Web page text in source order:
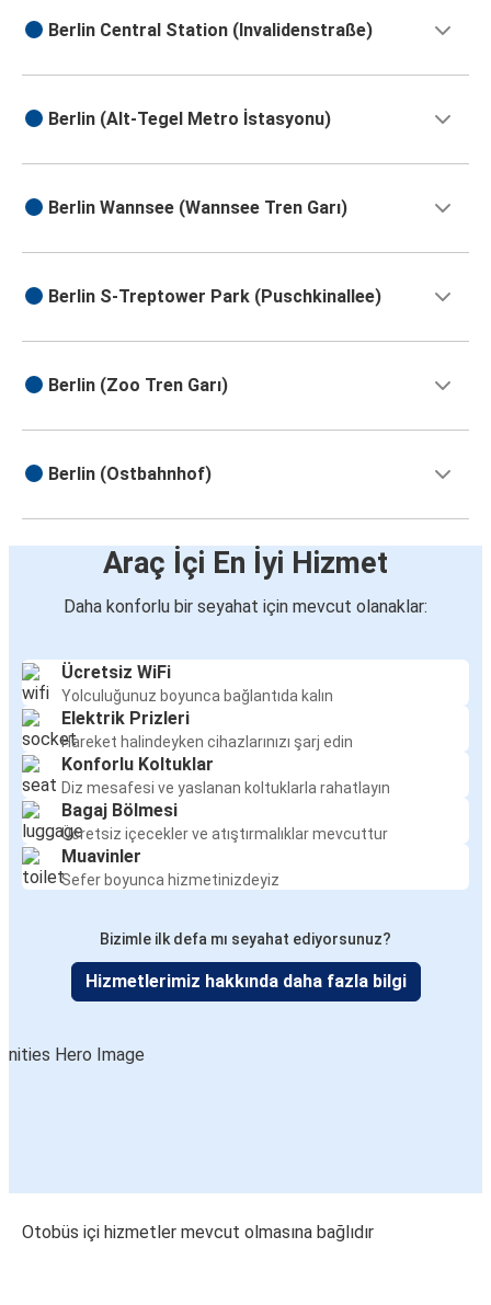
Berlin Central Station (Invalidenstraße)
Berlin (Alt-Tegel Metro İstasyonu)
Berlin Wannsee (Wannsee Tren Garı)
Berlin S-Treptower Park (Puschkinallee)
Berlin (Zoo Tren Garı)
Berlin (Ostbahnhof)
Araç İçi En İyi Hizmet
Daha konforlu bir seyahat için mevcut olanaklar:
Ücretsiz WiFi
Yolculuğunuz boyunca bağlantıda kalın
Elektrik Prizleri
Hareket halindeyken cihazlarınızı şarj edin
Konforlu Koltuklar
Diz mesafesi ve yaslanan koltuklarla rahatlayın
Bagaj Bölmesi
Ücretsiz içecekler ve atıştırmalıklar mevcuttur
Muavinler
Sefer boyunca hizmetinizdeyiz
Bizimle ilk defa mı seyahat ediyorsunuz?
Hizmetlerimiz hakkında daha fazla bilgi
Otobüs içi hizmetler mevcut olmasına bağlıdır